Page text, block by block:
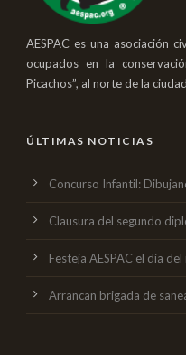
AESPAC es una asociación
ocupados en la
Picachos”, al norte de la
ÚLTIMAS NOTICIAS
Concurso Infantil:
Clausura del segundo
Festeja AESPAC el dia del
Arrancan brigada de